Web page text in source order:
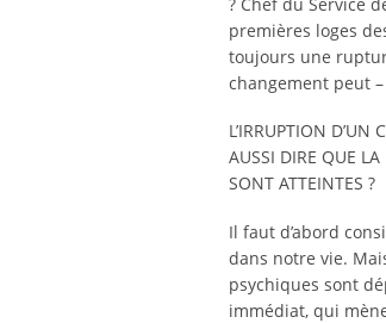
? Chef du Service
premières loges
toujours une
changement peut
L’IRRUPTION
AUSSI DIRE QUE
SONT ATTEINTES ?
Il faut d’abord
dans notre vie.
psychiques sont
immédiat, qui